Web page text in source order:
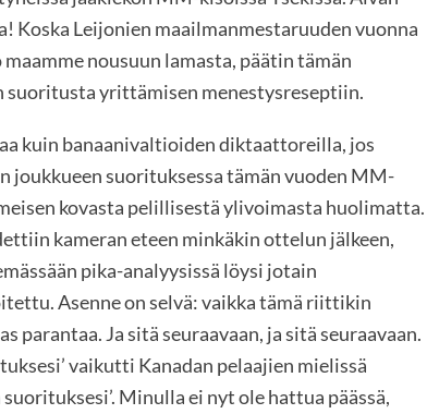
Leijonien maailmanmestaruuden vuonna
nousuun lamasta, päätin tämän
suoritusta yrittämisen menestysreseptiin.
kuin banaanivaltioiden diktaattoreilla, jos
joukkueen suorituksessa tämän vuoden MM-
kovasta pelillisestä ylivoimasta huolimatta.
kameran eteen minkäkin ottelun jälkeen,
pika-analyysissä löysi jotain
Asenne on selvä: vaikka tämä riittikin
Ja sitä seuraavaan, ja sitä seuraavaan.
vaikutti Kanadan pelaajien mielissä
Minulla ei nyt ole hattua päässä,